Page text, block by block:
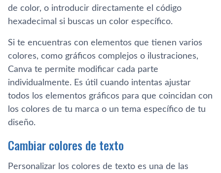
de color, o introducir directamente el código
hexadecimal si buscas un color específico.
Si te encuentras con elementos que tienen varios
colores, como gráficos complejos o ilustraciones,
Canva te permite modificar cada parte
individualmente. Es útil cuando intentas ajustar
todos los elementos gráficos para que coincidan con
los colores de tu marca o un tema específico de tu
diseño.
Cambiar colores de texto
Personalizar los colores de texto es una de las